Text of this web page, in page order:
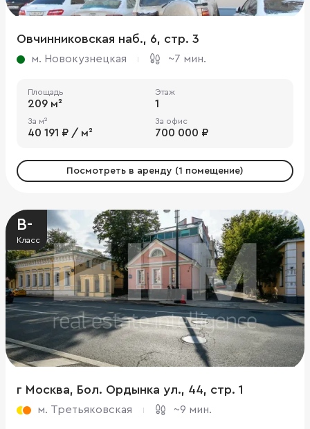
Овчинниковская наб., 6, стр. 3
м. Новокузнецкая ~7 мин.
Площадь
209 м²
Этаж
1
За м²
40 191 ₽ / м²
За офис
700 000 ₽
Посмотреть в аренду (1 помещение)
B-
Класс
г Москва, Бол. Ордынка ул., 44, стр. 1
м. Третьяковская ~9 мин.